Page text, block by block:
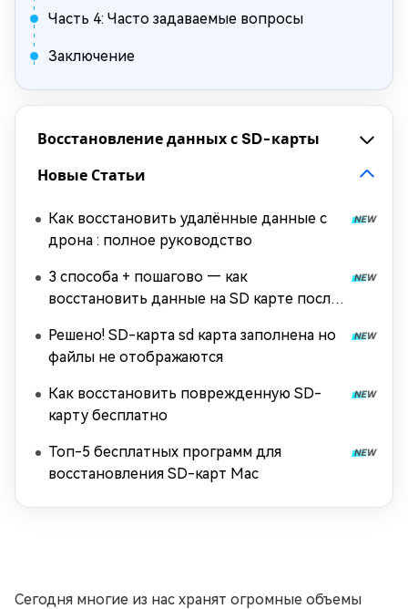
Часть 4: Часто задаваемые вопросы
Заключение
Восстановление данных с SD-карты
Новые Статьи
Как восстановить удалённые данные с
дрона : полное руководство
3 способа + пошагово — как
восстановить данные на SD карте после
Решено! SD-карта sd карта заполнена но
файлы не отображаются
Как восстановить поврежденную SD-
карту бесплатно
Топ-5 бесплатных программ для
восстановления SD-карт Mac
Сегодня многие из нас хранят огромные объемы